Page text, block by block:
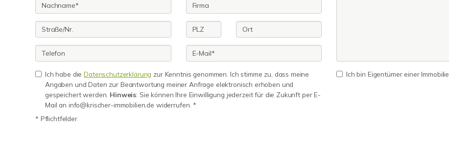
Ich habe dieDatenschutzerklärung zur Kenntnis genommen. Ich stimme zu, dass meine
Angaben und Daten zur Beantwortung meiner Anfrage elektronisch erhoben und
gespeichert werden. Hinweis: Sie können Ihre Einwilligung jederzeit für die Zukunft per E-
Mail an info@krischer-immobilien.de widerrufen. *
Ich bin Eigentümer einer Immobilie.
* Pflichtfelder